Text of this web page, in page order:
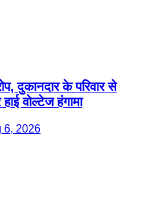
दुकानदार के परिवार से
वोल्टेज हंगामा
6, 2026